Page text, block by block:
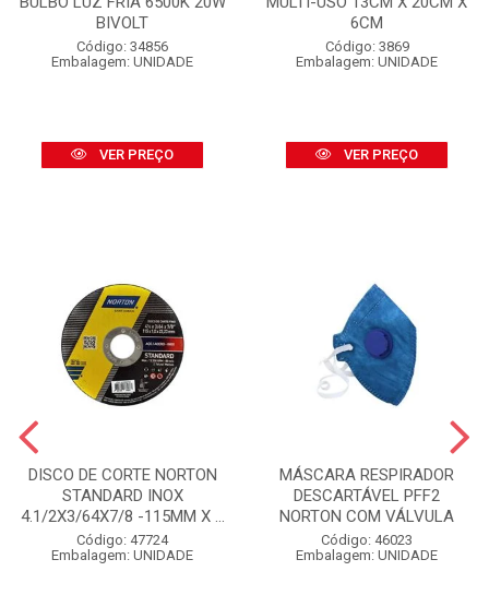
BIVOLT
Código: 34856
Embalagem: UNIDADE
VER PREÇO
6CM
Código: 3869
Embalagem: UNIDADE
VER PREÇO
DISCO DE CORTE NORTON
STANDARD INOX
4.1/2X3/64X7/8 -115MM X ...
Código: 47724
Embalagem: UNIDADE
MÁSCARA RESPIRADOR
DESCARTÁVEL PFF2
NORTON COM VÁLVULA
Código: 46023
Embalagem: UNIDADE